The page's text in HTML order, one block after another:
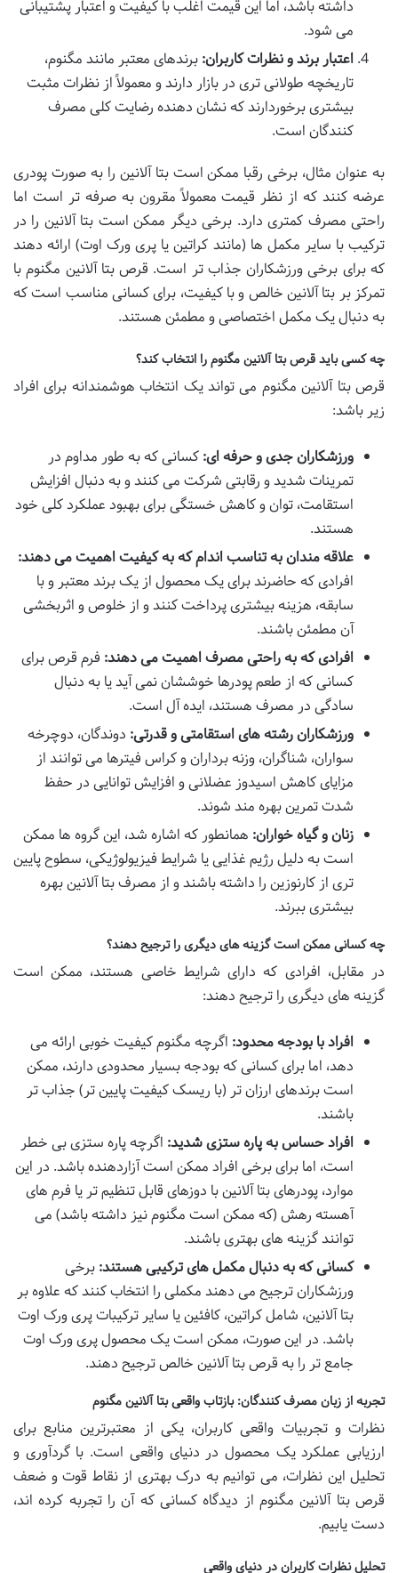
داشته باشد، اما این قیمت اغلب با کیفیت و اعتبار پشتیبانی
می شود.
اعتبار برند و نظرات کاربران: برندهای معتبر مانند مگنوم،
تاریخچه طولانی تری در بازار دارند و معمولاً از نظرات مثبت
بیشتری برخوردارند که نشان دهنده رضایت کلی مصرف
کنندگان است.
به عنوان مثال، برخی رقبا ممکن است بتا آلانین را به صورت پودری
عرضه کنند که از نظر قیمت معمولاً مقرون به صرفه تر است اما
راحتی مصرف کمتری دارد. برخی دیگر ممکن است بتا آلانین را در
ترکیب با سایر مکمل ها (مانند کراتین یا پری ورک اوت) ارائه دهند
که برای برخی ورزشکاران جذاب تر است. قرص بتا آلانین مگنوم با
تمرکز بر بتا آلانین خالص و با کیفیت، برای کسانی مناسب است که
به دنبال یک مکمل اختصاصی و مطمئن هستند.
چه کسی باید قرص بتا آلانین مگنوم را انتخاب کند؟
قرص بتا آلانین مگنوم می تواند یک انتخاب هوشمندانه برای افراد
زیر باشد:
ورزشکاران جدی و حرفه ای: کسانی که به طور مداوم در
تمرینات شدید و رقابتی شرکت می کنند و به دنبال افزایش
استقامت، توان و کاهش خستگی برای بهبود عملکرد کلی خود
هستند.
علاقه مندان به تناسب اندام که به کیفیت اهمیت می دهند:
افرادی که حاضرند برای یک محصول از یک برند معتبر و با
سابقه، هزینه بیشتری پرداخت کنند و از خلوص و اثربخشی
آن مطمئن باشند.
افرادی که به راحتی مصرف اهمیت می دهند: فرم قرص برای
کسانی که از طعم پودرها خوششان نمی آید یا به دنبال
سادگی در مصرف هستند، ایده آل است.
ورزشکاران رشته های استقامتی و قدرتی: دوندگان، دوچرخه
سواران، شناگران، وزنه برداران و کراس فیترها می توانند از
مزایای کاهش اسیدوز عضلانی و افزایش توانایی در حفظ
شدت تمرین بهره مند شوند.
زنان و گیاه خواران: همانطور که اشاره شد، این گروه ها ممکن
است به دلیل رژیم غذایی یا شرایط فیزیولوژیکی، سطوح پایین
تری از کارنوزین را داشته باشند و از مصرف بتا آلانین بهره
بیشتری ببرند.
چه کسانی ممکن است گزینه های دیگری را ترجیح دهند؟
در مقابل، افرادی که دارای شرایط خاصی هستند، ممکن است
گزینه های دیگری را ترجیح دهند:
افراد با بودجه محدود: اگرچه مگنوم کیفیت خوبی ارائه می
دهد، اما برای کسانی که بودجه بسیار محدودی دارند، ممکن
است برندهای ارزان تر (با ریسک کیفیت پایین تر) جذاب تر
باشند.
افراد حساس به پاره ستزی شدید: اگرچه پاره ستزی بی خطر
است، اما برای برخی افراد ممکن است آزاردهنده باشد. در این
موارد، پودرهای بتا آلانین با دوزهای قابل تنظیم تر یا فرم های
آهسته رهش (که ممکن است مگنوم نیز داشته باشد) می
توانند گزینه های بهتری باشند.
کسانی که به دنبال مکمل های ترکیبی هستند: برخی
ورزشکاران ترجیح می دهند مکملی را انتخاب کنند که علاوه بر
بتا آلانین، شامل کراتین، کافئین یا سایر ترکیبات پری ورک اوت
باشد. در این صورت، ممکن است یک محصول پری ورک اوت
جامع تر را به قرص بتا آلانین خالص ترجیح دهند.
تجربه از زبان مصرف کنندگان: بازتاب واقعی بتا آلانین مگنوم
نظرات و تجربیات واقعی کاربران، یکی از معتبرترین منابع برای
ارزیابی عملکرد یک محصول در دنیای واقعی است. با گردآوری و
تحلیل این نظرات، می توانیم به درک بهتری از نقاط قوت و ضعف
قرص بتا آلانین مگنوم از دیدگاه کسانی که آن را تجربه کرده اند،
دست یابیم.
تحلیل نظرات کاربران در دنیای واقعی